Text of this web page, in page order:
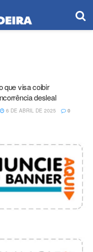
que visa coibir
desleal
6 DE ABRIL DE 2025 0